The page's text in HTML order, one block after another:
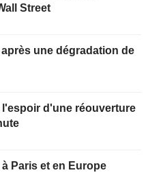
Street
une dégradation de
d'une réouverture
Paris et en Europe